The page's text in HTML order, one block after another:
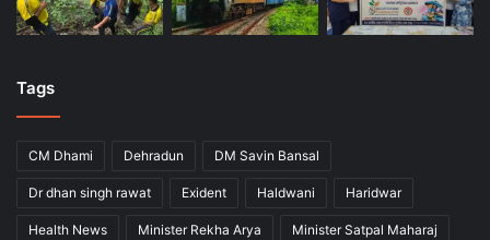
Tags
CM Dhami Dehradun DM Savin Bansal
Dr dhan singh rawat Exident Haldwani Haridwar
Health News Minister Rekha Arya Minister Satpal Maharaj